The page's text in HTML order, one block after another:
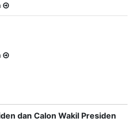
dan Calon Wakil Presiden